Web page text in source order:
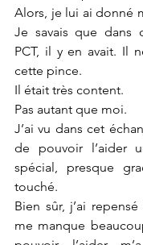
Alors, je lui ai donné
Je savais que dans
PCT, il y en avait. Il
cette pince.
Il était très content.
Pas autant que moi.
J’ai vu dans cet
de pouvoir l’aider
spécial, presque
touché.
Bien sûr, j’ai
me manque